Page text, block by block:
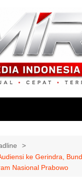
ke Gerindra,
Nasional Prabowo